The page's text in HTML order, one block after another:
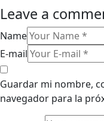
Leave a
Name
E-mail
Guardar mi nombre,
navegador para la